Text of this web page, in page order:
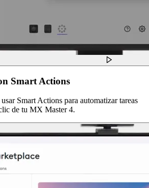
Smart Actions
Smart Actions para automatizar tareas
de tu MX Master 4.